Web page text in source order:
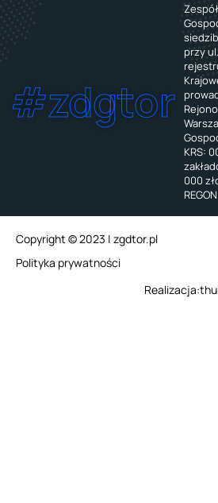
#zdgtor
przy
KRS:
000
Copyright © 2023 | zgdtor.pl
Polityka prywatności
Realizacja: